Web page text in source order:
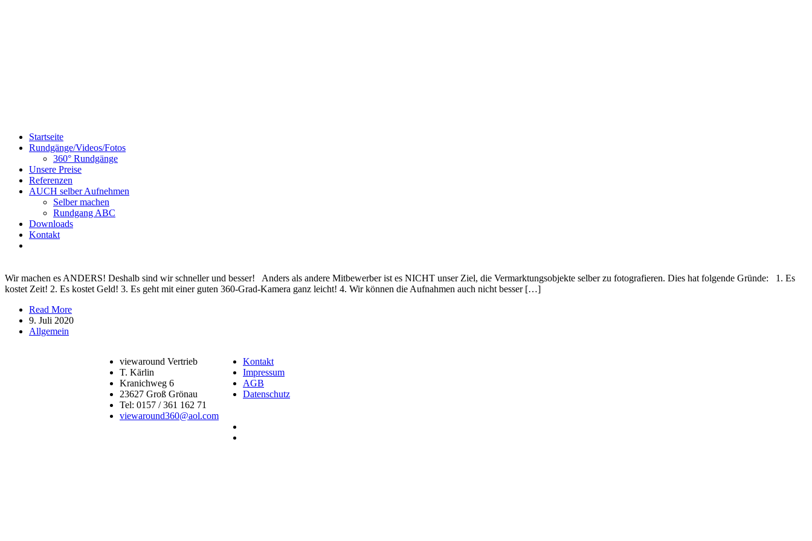
Startseite
Rundgänge/Videos/Fotos
360° Rundgänge
Unsere Preise
Referenzen
AUCH selber Aufnehmen
Selber machen
Rundgang ABC
Downloads
Kontakt
Wir machen es ANDERS! Deshalb sind wir schneller und besser! Anders als andere Mitbewerber ist es NICHT unser Ziel, die Vermarktungsobjekte selber zu fotografieren. Dies hat folgende Gründe: 1. Es
kostet Zeit! 2. Es kostet Geld! 3. Es geht mit einer guten 360-Grad-Kamera ganz leicht! 4. Wir können die Aufnahmen auch nicht besser […]
Read More
9. Juli 2020
Allgemein
viewaround Vertrieb
T. Kärlin
Kranichweg 6
23627 Groß Grönau
Tel: 0157 / 361 162 71
viewaround360@aol.com
Kontakt
Impressum
AGB
Datenschutz